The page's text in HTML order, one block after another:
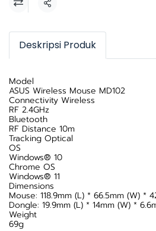
Share
Deskripsi Produk
Model
ASUS Wireless Mouse MD102
Connectivity Wireless
RF 2.4GHz
Bluetooth
RF Distance 10m
Tracking Optical
OS
Windows® 10
Chrome OS
Windows® 11
Dimensions
Mouse: 118.9mm (L) * 66.5mm (W) *
Dongle: 19.9mm (L) * 14mm (W) *
Weight
69g